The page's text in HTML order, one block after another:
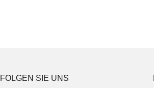
FOLGEN SIE UNS